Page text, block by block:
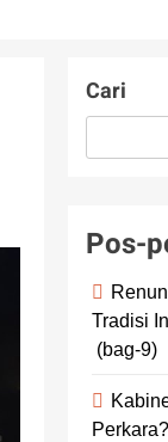
Cari
Pos-
Tradisi
(bag-9)
Perkara?